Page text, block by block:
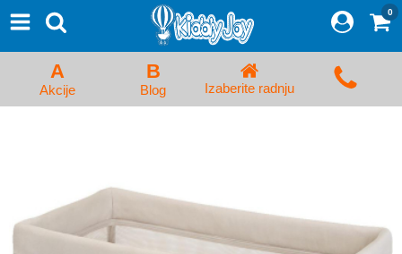
Proizvodi
Početna Prijava/Registracija
Kolica za bebe i dečija kolica
Kreveci, ljuljaške i ležaljke
Kadice, noše i adapteri
0
A
Akcije
B
Blog Izaberite radnju